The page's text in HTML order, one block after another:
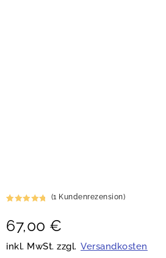
mit
von 5,
basierend
(1 Kundenrezension)
67,00 €
inkl. MwSt. zzgl. Versandkosten